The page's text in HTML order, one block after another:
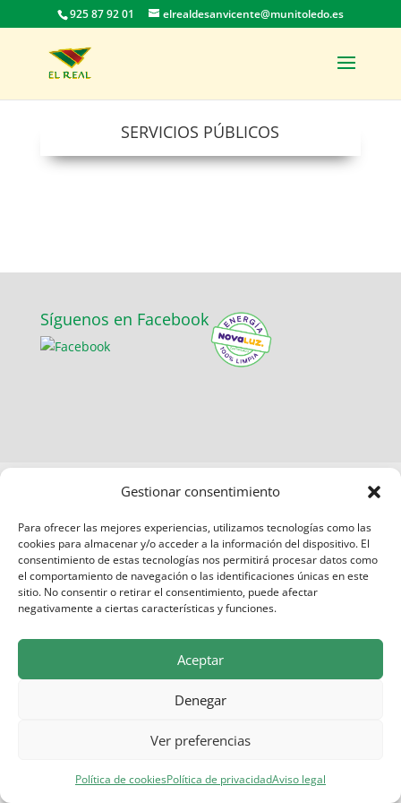
Gestionar consentimiento
Para ofrecer las mejores experiencias, utilizamos tecnologías como las
cookies para almacenar y/o acceder a la información del dispositivo. El
consentimiento de estas tecnologías nos permitirá procesar datos como
el comportamiento de navegación o las identificaciones únicas en este
sitio. No consentir o retirar el consentimiento, puede afectar
negativamente a ciertas características y funciones.
Aceptar
Denegar
Ver preferencias
Política de cookiesPolítica de privacidadAviso legal
925 87 92 01 elrealdesanvicente@munitoledo.es
SERVICIOS PÚBLICOS
Síguenos en Facebook
© 2026 Ayuntamiento de El Real de San Vicente |